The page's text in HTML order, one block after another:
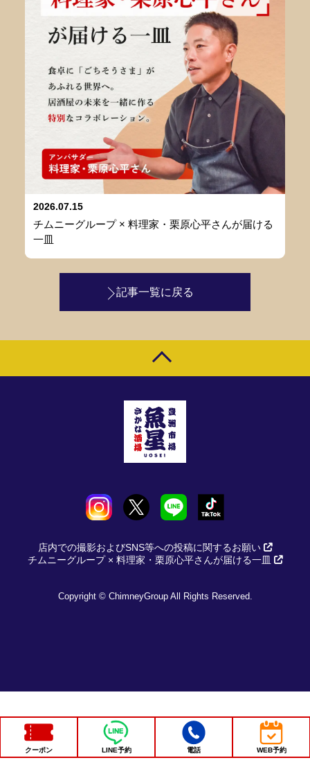
2026.07.15
チムニーグループ × 料理家・栗原心平さんが届ける
一皿
記事一覧に戻る
店内での撮影およびSNS等への投稿に関するお願い
チムニーグループ × 料理家・栗原心平さんが届ける一皿
Copyright © ChimneyGroup All Rights Reserved.
クーポン LINE予約 電話 WEB予約